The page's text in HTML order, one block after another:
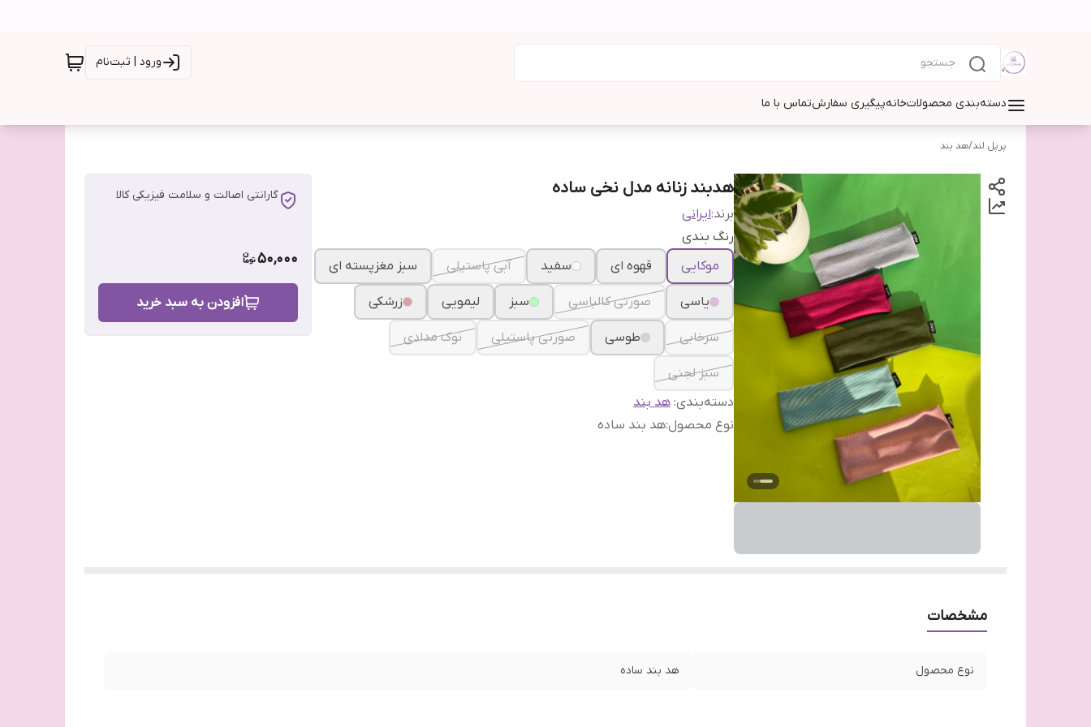
ورود | ثبت‌نام
دسته‌بندی محصولاتخانهپیگیری سفارشتماس با ما
پرپل لند/هد بند
هدبند زنانه مدل نخی ساده
برند:ایرانی
رنگ بندی
موکایی
قهوه ای سفید آبی پاستیلی سبز مغزپسته ای
یاسی صورتی کالباسی سبز لیمویی زرشکی
سرخابی طوسی صورتی پاستیلی نوک مدادی
سبز لجنی
دسته‌بندی: هد بند
نوع محصول:هد بند ساده
گارانتی اصالت و سلامت فیزیکی کالا
50,000
افزودن به سبد خرید
مشخصات
نوع محصول هد بند ساده